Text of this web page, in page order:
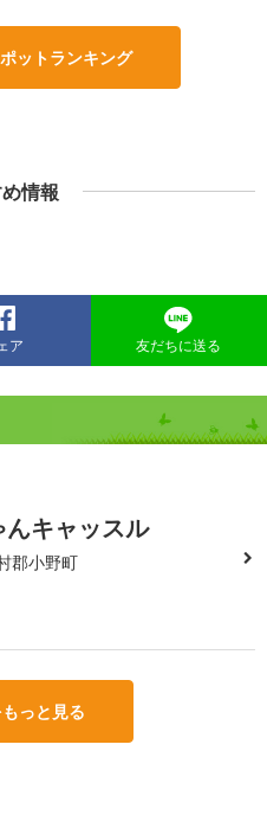
ットランキング
情報
ア 友だちに送る
んキャッスル
郡小野町
っと見る